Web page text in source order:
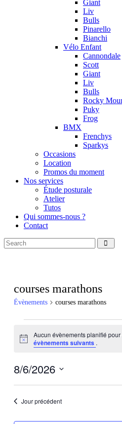
Giant
Liv
Bulls
Pinarello
Bianchi
Vélo Enfant
Cannondale
Scott
Giant
Liv
Bulls
Rocky
Puky
Frog
BMX
Frenchys
Sparkys
Occasions
Location
Promos du moment
Nos services
Étude posturale
Atelier
Tutos
Qui sommes-nous ?
Contact
Search
courses marathons
Évènements courses marathons
for
6,
Notice
Aucun évènements planifié
évènements suivants .
8/6/2026
date.Jour précédent